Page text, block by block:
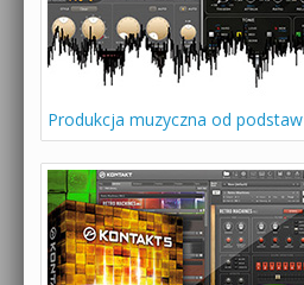
Produkcja muzyczna od podstaw